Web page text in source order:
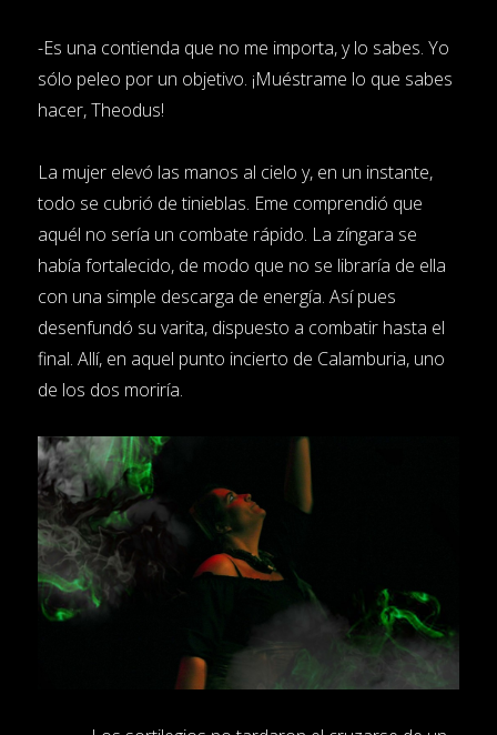
-Es una contienda que no me importa, y lo sabes. Yo
sólo peleo por un objetivo. ¡Muéstrame lo que sabes
hacer, Theodus!
La mujer elevó las manos al cielo y, en un instante,
todo se cubrió de tinieblas. Eme comprendió que
aquél no sería un combate rápido. La zíngara se
había fortalecido, de modo que no se libraría de ella
con una simple descarga de energía. Así pues
desenfundó su varita, dispuesto a combatir hasta el
final. Allí, en aquel punto incierto de Calamburia, uno
de los dos moriría.